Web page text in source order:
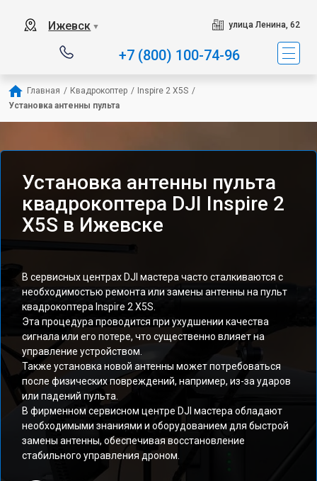
Ижевск ▼ улица Ленина, 62
+7 (800) 100-74-96
Главная / Квадрокоптер / Inspire 2 X5S /
Установка антенны пульта
Установка антенны пульта
квадрокоптера DJI Inspire 2
X5S в Ижевске
В сервисных центрах DJI мастера часто сталкиваются с
необходимостью ремонта или замены антенны на пульт
квадрокоптера Inspire 2 X5S.
Эта процедура проводится при ухудшении качества
сигнала или его потере, что существенно влияет на
управление устройством.
Также установка новой антенны может потребоваться
после физических повреждений, например, из-за ударов
или падений пульта.
В фирменном сервисном центре DJI мастера обладают
необходимыми знаниями и оборудованием для быстрой
замены антенны, обеспечивая восстановление
стабильного управления дроном.